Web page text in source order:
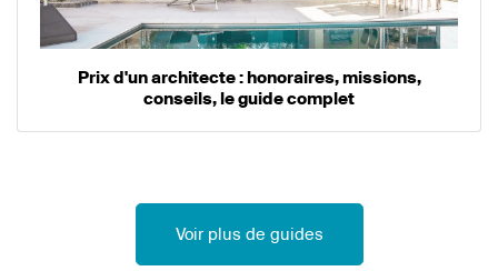
Prix d'un architecte : honoraires, missions,
conseils, le guide complet
Voir plus de guides